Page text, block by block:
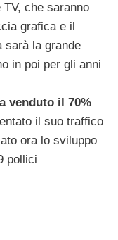
che saranno
grafica e il
sarà la grande
in poi per gli anni
venduto il 70%
il suo traffico
ora lo sviluppo
pollici